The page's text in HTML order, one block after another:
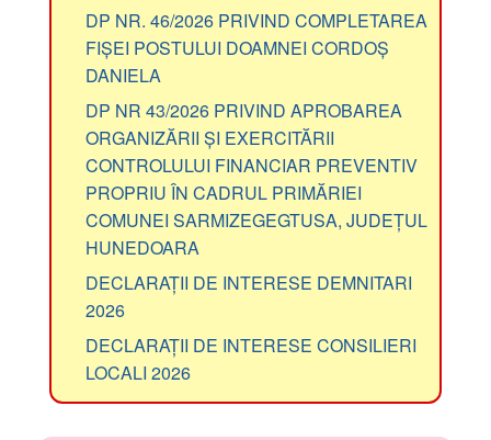
DP NR. 46/2026 PRIVIND COMPLETAREA
FIȘEI POSTULUI DOAMNEI CORDOȘ
DANIELA
DP NR 43/2026 PRIVIND APROBAREA
ORGANIZĂRII ȘI EXERCITĂRII
CONTROLULUI FINANCIAR PREVENTIV
PROPRIU ÎN CADRUL PRIMĂRIEI
COMUNEI SARMIZEGEGTUSA, JUDEȚUL
HUNEDOARA
DECLARAȚII DE INTERESE DEMNITARI
2026
DECLARAȚII DE INTERESE CONSILIERI
LOCALI 2026